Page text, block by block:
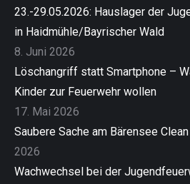
23.-29.05.2026: Hauslager der
in Haidmühle/Bayrischer Wald
8. Juni 2026
Löschangriff statt Smartphone –
Kinder zur Feuerwehr wollen
17. Mai 2026
Saubere Sache am Bärensee
2026
Wachwechsel bei der